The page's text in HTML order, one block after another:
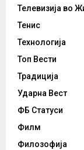
Телевизија во
Тенис
Технологија
Топ Вести
Традиција
Ударна Вест
ФБ Статуси
Филм
Филозофија